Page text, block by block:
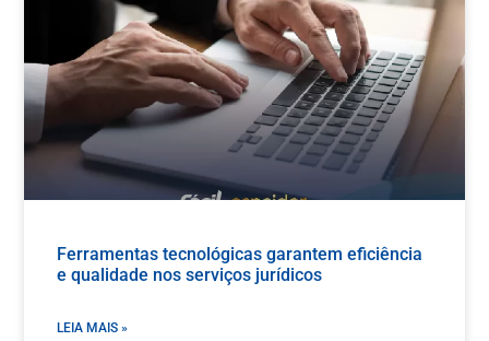
Ferramentas tecnológicas garantem eficiência
e qualidade nos serviços jurídicos
LEIA MAIS »